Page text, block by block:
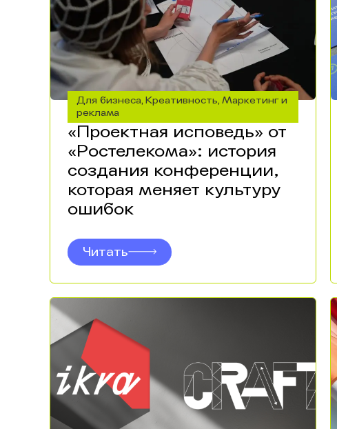
Для бизнеса, Креативность, Маркетинг и
реклама
«Проектная исповедь» от
«Ростелекома»: история
создания конференции,
которая меняет культуру
ошибок
Читать